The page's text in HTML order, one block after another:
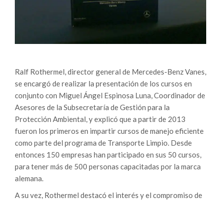
Ralf Rothermel, director general de Mercedes-Benz Vanes,
se encargó de realizar la presentación de los cursos en
conjunto con Miguel Ángel Espinosa Luna, Coordinador de
Asesores de la Subsecretaría de Gestión para la
Protección Ambiental, y explicó que a partir de 2013
fueron los primeros en impartir cursos de manejo eficiente
como parte del programa de Transporte Limpio. Desde
entonces 150 empresas han participado en sus 50 cursos,
para tener más de 500 personas capacitadas por la marca
alemana.
A su vez, Rothermel destacó el interés y el compromiso de